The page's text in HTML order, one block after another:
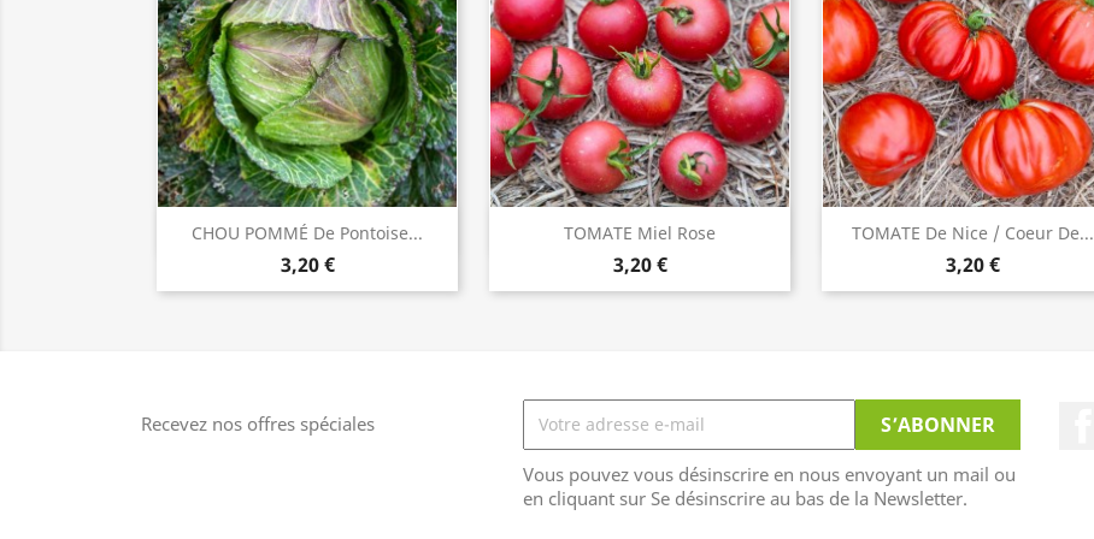
CHOU POMMÉ De Pontoise...
3,20 €
INDISPONIBLE TOMATE Miel Rose
3,20 €
INDISPONIBLE TOMATE De Nice / Coeur De...
3,20 €
 ACHETER
Recevez nos offres spéciales
Vous pouvez vous désinscrire en nous envoyant un mail ou
en cliquant sur Se désinscrire au bas de la Newsletter.